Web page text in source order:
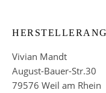
Vivian Mandt
August-Bauer-Str.30
79576 Weil am Rhein